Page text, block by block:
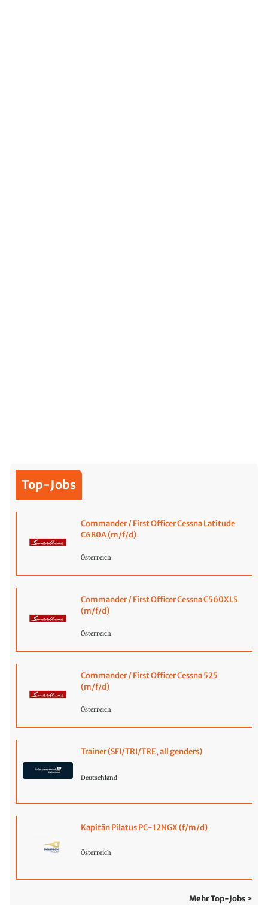
Top-Jobs
Commander / First Officer Cessna Latitude
C680A (m/f/d)
Österreich
Commander / First Officer Cessna C560XLS
(m/f/d)
Österreich
Commander / First Officer Cessna 525
(m/f/d)
Österreich
Trainer (SFI/TRI/TRE, all genders)
Deutschland
Kapitän Pilatus PC-12NGX (f/m/d)
Österreich
Mehr Top-Jobs >